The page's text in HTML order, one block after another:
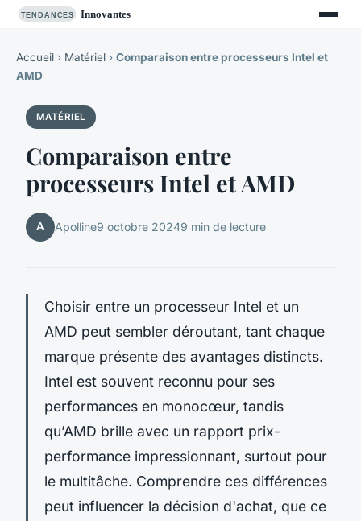
Accueil › Matériel › Comparaison entre processeurs Intel et
AMD
MATÉRIEL
Comparaison entre
processeurs Intel et AMD
A Apolline9 octobre 20249 min de lecture
Choisir entre un processeur Intel et un
AMD peut sembler déroutant, tant chaque
marque présente des avantages distincts.
Intel est souvent reconnu pour ses
performances en monocœur, tandis
qu’AMD brille avec un rapport prix-
performance impressionnant, surtout pour
le multitâche. Comprendre ces différences
peut influencer la décision d'achat, que ce